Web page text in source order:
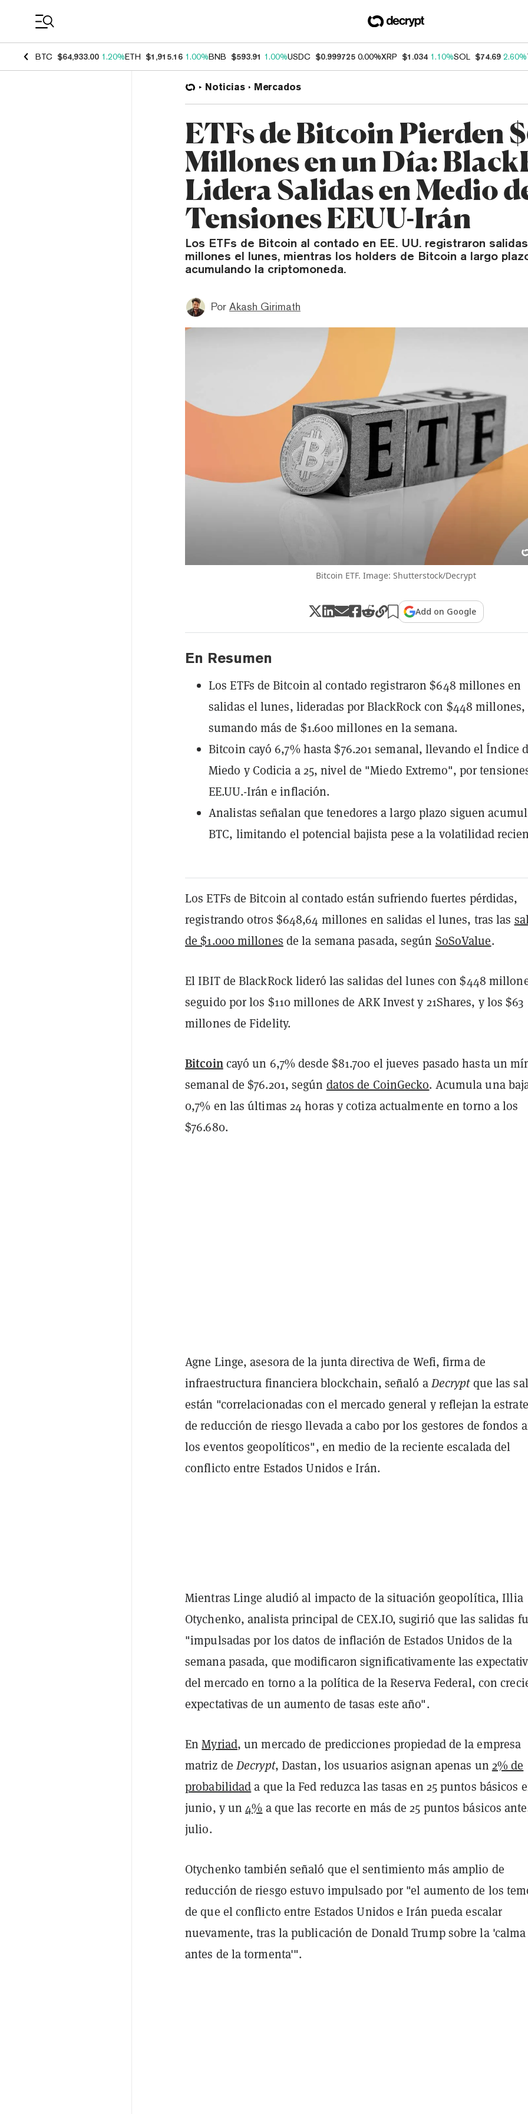
BTC $64,933.00 1.20%ETH $1,915.16 1.00%BNB $593.91 1.00%USDC $0.999725 0.00%XRP $1.034 1.10%SOL $74.69 2.60%
Noticias Mercados
ETFs de Bitcoin Pierden
Millones en un Día:
Lidera Salidas en Medio
Tensiones EEUU-Irán
Los ETFs de Bitcoin al contado en EE. UU. registraron
millones el lunes, mientras los holders de Bitcoin a largo
acumulando la criptomoneda.
Por Akash Girimath
Bitcoin ETF. Image: Shutterstock/Decrypt
Add on Google
En Resumen
Los ETFs de Bitcoin al contado registraron $648 millones en
salidas el lunes, lideradas por BlackRock con $448 millones,
sumando más de $1.600 millones en la semana.
Bitcoin cayó 6,7% hasta $76.201 semanal, llevando el Índice
Miedo y Codicia a 25, nivel de "Miedo Extremo", por
EE.UU.-Irán e inflación.
Analistas señalan que tenedores a largo plazo siguen
BTC, limitando el potencial bajista pese a la volatilidad
Los ETFs de Bitcoin al contado están sufriendo fuertes pérdidas,
registrando otros $648,64 millones en salidas el lunes, tras las
de $1.000 millones de la semana pasada, según SoSoValue.
El IBIT de BlackRock lideró las salidas del lunes con $448
seguido por los $110 millones de ARK Invest y 21Shares, y los $63
millones de Fidelity.
Bitcoincayó un 6,7% desde $81.700 el jueves pasado hasta un
semanal de $76.201, según datos de CoinGecko. Acumula una
0,7% en las últimas 24 horas y cotiza actualmente en torno a los
$76.680.
Agne Linge, asesora de la junta directiva de Wefi, firma de
infraestructura financiera blockchain, señaló aDecryptque las
están "correlacionadas con el mercado general y reflejan la
de reducción de riesgo llevada a cabo por los gestores de fondos
los eventos geopolíticos", en medio de la reciente escalada del
conflicto entre Estados Unidos e Irán.
Mientras Linge aludió al impacto de la situación geopolítica, Illia
Otychenko, analista principal de CEX.IO, sugirió que las salidas
"impulsadas por los datos de inflación de Estados Unidos de la
semana pasada, que modificaron significativamente las
del mercado en torno a la política de la Reserva Federal, con
expectativas de un aumento de tasas este año".
EnMyriad, un mercado de predicciones propiedad de la empresa
matriz deDecrypt, Dastan, los usuarios asignan apenas un 2% de
probabilidada que la Fed reduzca las tasas en 25 puntos básicos
junio, y un4% a que las recorte en más de 25 puntos básicos
julio.
Otychenko también señaló que el sentimiento más amplio de
reducción de riesgo estuvo impulsado por "el aumento de los
de que el conflicto entre Estados Unidos e Irán pueda escalar
nuevamente, tras la publicación de Donald Trump sobre la 'calma
antes de la tormenta'".